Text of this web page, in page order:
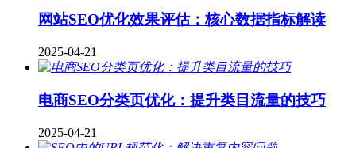
网站SEO优化效果评估：核心数据指标解读
2025-04-21
电商SEO分类页优化：提升类目流量的技巧
2025-04-21